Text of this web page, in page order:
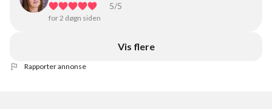
5/5
for 2 døgn siden
Vis flere
Rapporter annonse